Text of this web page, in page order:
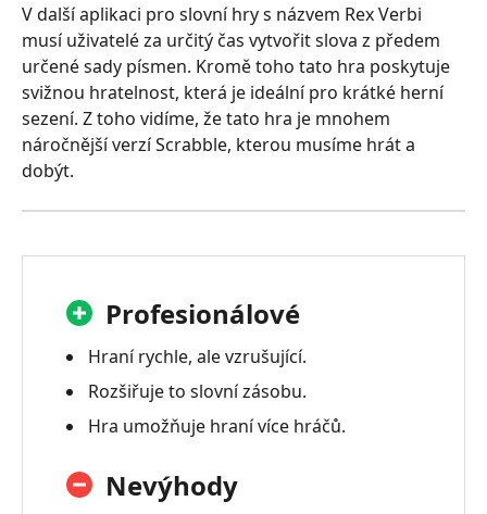
V další aplikaci pro slovní hry s názvem Rex Verbi
musí uživatelé za určitý čas vytvořit slova z předem
určené sady písmen. Kromě toho tato hra poskytuje
svižnou hratelnost, která je ideální pro krátké herní
sezení. Z toho vidíme, že tato hra je mnohem
náročnější verzí Scrabble, kterou musíme hrát a
dobýt.
Profesionálové
Hraní rychle, ale vzrušující.
Rozšiřuje to slovní zásobu.
Hra umožňuje hraní více hráčů.
Nevýhody